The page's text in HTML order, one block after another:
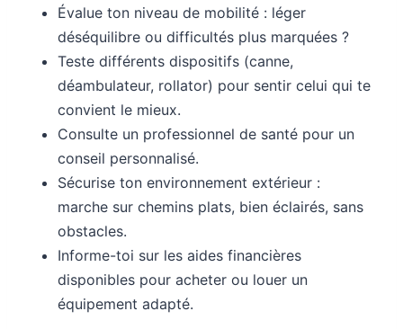
Évalue ton niveau de mobilité : léger
déséquilibre ou difficultés plus marquées ?
Teste différents dispositifs (canne,
déambulateur, rollator) pour sentir celui qui te
convient le mieux.
Consulte un professionnel de santé pour un
conseil personnalisé.
Sécurise ton environnement extérieur :
marche sur chemins plats, bien éclairés, sans
obstacles.
Informe-toi sur les aides financières
disponibles pour acheter ou louer un
équipement adapté.